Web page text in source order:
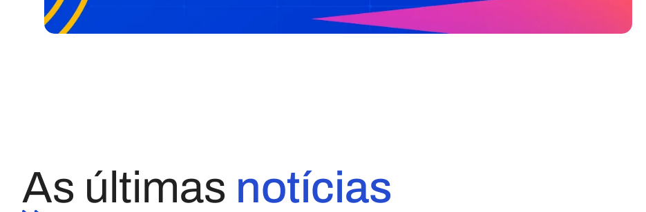
As últimas notícias